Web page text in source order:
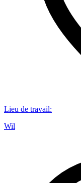
Lieu de travail:
Wil